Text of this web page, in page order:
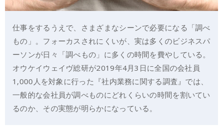
仕事をするうえで、さまざまなシーンで必要になる「調べ
もの」。フォーカスされにくいが、実は多くのビジネスパ
ーソンが日々「調べもの」に多くの時間を費やしている。
オウケイウェイヴ総研が2019年4月3日に全国の会社員
1,000人を対象に行った『社内業務に関する調査』では、
一般的な会社員が調べものにどれくらいの時間を割いてい
るのか、その実態が明らかになっている。